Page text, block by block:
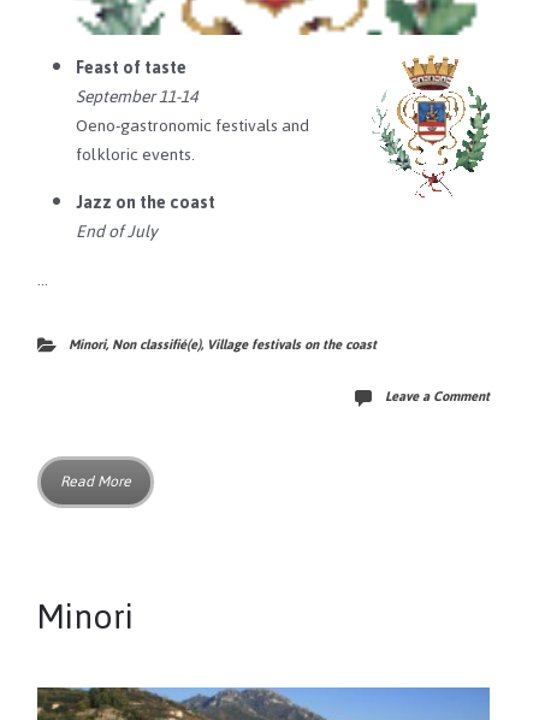
Feast of taste
September 11-14
Oeno-gastronomic festivals and
folkloric events.
Jazz on the coast
End of July
…
Minori,Non classifié(e),Village festivals on the coast
Leave a Comment
Read More
Minori